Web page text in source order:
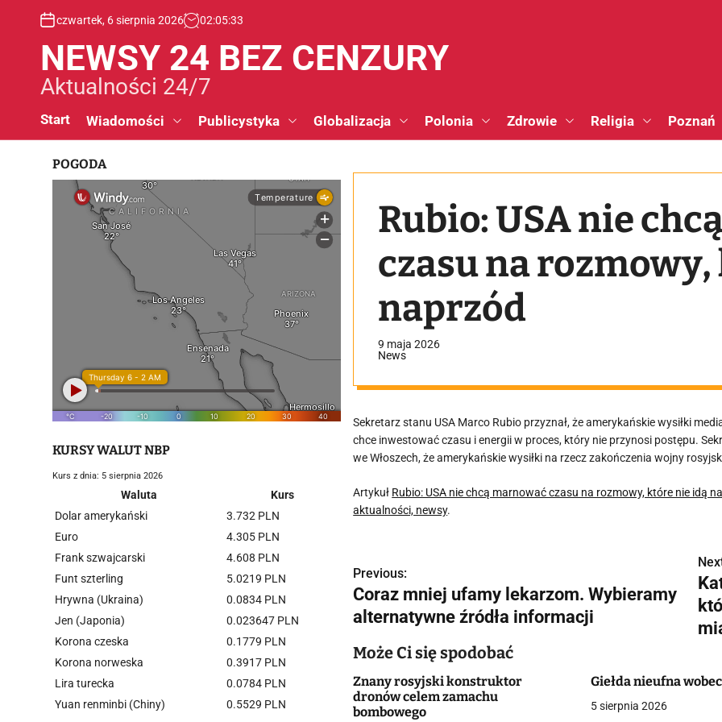
czwartek, 6 sierpnia 2026 02:05:33
NEWSY 24 BEZ CENZURY
Aktualności 24/7
Start Wiadomości Publicystyka Globalizacja Polonia Zdrowie Religia Poznań
Rubio: USA nie
czasu na
naprzód
9 maja 2026
News
Sekretarz stanu USA Marco Rubio przyznał, że amerykańskie wysiłki
chce inwestować czasu i energii w proces, który nie przynosi postępu.
we Włoszech, że amerykańskie wysiłki na rzecz zakończenia wojny
Artykuł Rubio: USA nie chcą marnować czasu na rozmowy, które nie idą
aktualności, newsy.
N
a
w
i
g
Previous:
Coraz mniej ufamy lekarzom. Wybieramy
alternatywne źródła informacji
Może Ci się spodobać
Znany rosyjski konstruktor
dronów celem zamachu
bombowego
Giełda nieufna
5 sierpnia 2026
POGODA
KURSY WALUT NBP
Kurs z dnia: 5 sierpnia 2026
Waluta
Kurs
Dolar amerykański
3.732 PLN
Euro
4.305 PLN
Frank szwajcarski
4.608 PLN
Funt szterling
5.0219 PLN
Hrywna (Ukraina)
0.0834 PLN
Jen (Japonia)
0.023647 PLN
Korona czeska
0.1779 PLN
Korona norweska
0.3917 PLN
Lira turecka
0.0784 PLN
Yuan renminbi (Chiny)
0.5529 PLN